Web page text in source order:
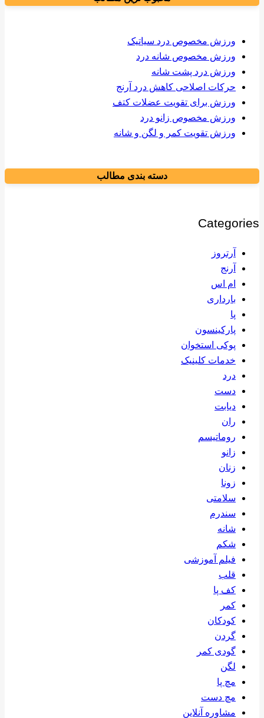
ورزش مخصوص درد سیاتیک
ورزش مخصوص شانه درد
ورزش درد پشت شانه
حرکات اصلاحی کاهش درد آرنج
ورزش برای تقویت عضلات کتف
ورزش مخصوص زانو درد
ورزش تقویت کمر و لگن و شانه
دسته بندی مطالب
Categories
آرتروز
آرنج
ام اس
بارداری
پا
پارکینسون
پوکی استخوان
خدمات کلینیک
درد
دست
دیابت
ران
روماتیسم
زانو
زنان
زونا
سلامتی
سندرم
شانه
شکم
فیلم آموزشی
قلب
کف پا
کمر
کودکان
گردن
گودی کمر
لگن
مچ پا
مچ دست
مشاوره آنلاین